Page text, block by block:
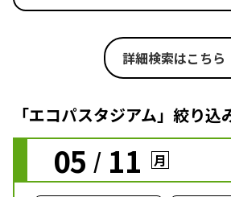
詳細検索はこちら
「エコパスタジアム」絞り込
05 / 11 月